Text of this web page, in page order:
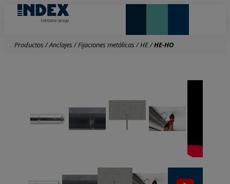
Productos/Anclajes/Fijaciones metálicas/HE/HE-HO